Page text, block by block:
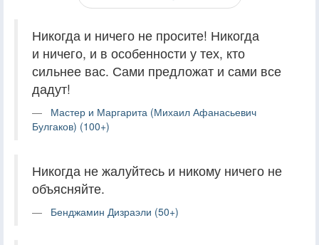
Никогда и ничего не просите! Никогда
и ничего, и в особенности у тех, кто
сильнее вас. Сами предложат и сами все
дадут!
Мастер и Маргарита (Михаил Афанасьевич
Булгаков) (100+)
Никогда не жалуйтесь и никому ничего не
объясняйте.
Бенджамин Дизраэли (50+)